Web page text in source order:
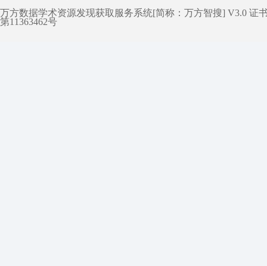
万方数据学术资源发现获取服务系统[简称：万方智搜] V3.0 证
第11363462号